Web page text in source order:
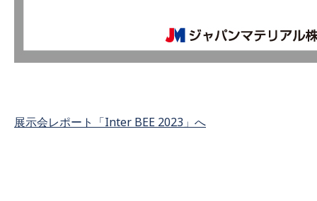
展示会レポート「Inter BEE 2023」へ